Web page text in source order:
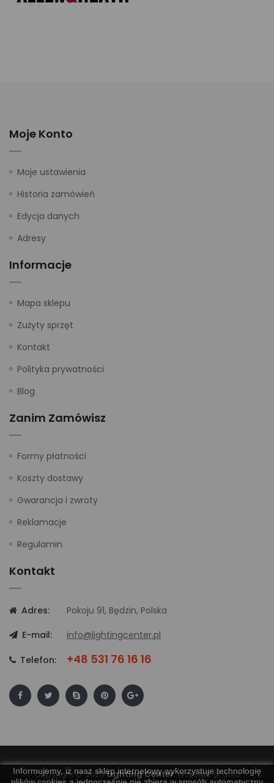
Informujemy, iż nasz sklep internetowy wykorzystuje technologię
Moje Konto
Moje ustawienia
Historia zamówień
Edycja danych
Adresy
Informacje
Mapa sklepu
Zużyty sprzęt
Kontakt
Polityka prywatności
Blog
Zanim Zamówisz
Formy płatności
Koszty dostawy
Gwarancja i zwroty
Reklamacje
Regulamin
Kontakt
Adres:
Pokoju 91, Będzin, Polska
E-mail:
info@lightingcenter.pl
Telefon: +48 531 76 16 16
Copyright © 2020Lighting Center. Wszelkie prawa